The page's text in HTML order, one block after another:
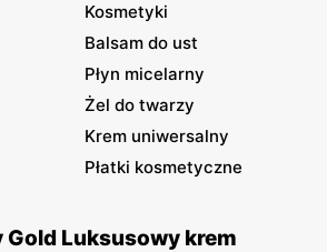
Kosmetyki
Balsam do ust
Płyn micelarny
Żel do twarzy
Krem uniwersalny
Płatki kosmetyczne
Gold Luksusowy krem